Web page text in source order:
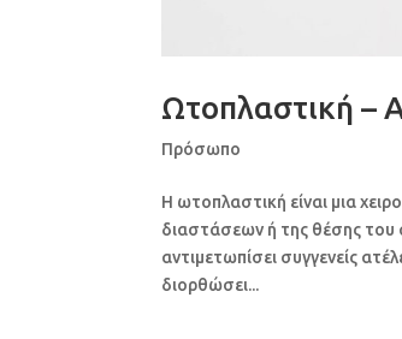
Ωτοπλαστική
Πρόσωπο
Η ωτοπλαστική είναι μια
διαστάσεων ή της θέσης του
αντιμετωπίσει συγγενείς
διορθώσει...